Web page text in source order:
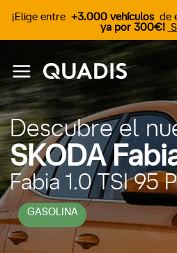
¡Elige entre +3.000 vehículos de
ya por 300€!
Descubre el
SKODA
GASOLINA
Fabia 1.0 TSI 95